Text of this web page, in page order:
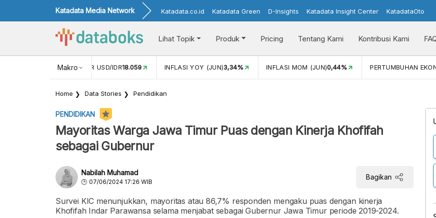
Katadata Media Network Katadata.co.id Katadata Green D-Insights Katadata Insight Center KatadataOto
Lihat Topik Produk Pricing Tentang Kami Kontribusi Kami
Makro
NILAI TUKAR USD/IDR18.059 INFLASI YOY (JUN)3,34% INFLASI MOM (JUN)0,44% PERTUMBUHAN
Home Data Stories Pendidikan
PENDIDIKAN
Mayoritas Warga Jawa Timur Puas dengan Kinerja Khofifah
sebagai Gubernur
Nabilah Muhamad
07/06/2024 17:26 WIB
Bagikan
Survei KIC menunjukkan, mayoritas atau 86,7% responden mengaku puas dengan kinerja
Khofifah Indar Parawansa selama menjabat sebagai Gubernur Jawa Timur periode 2019-2024.